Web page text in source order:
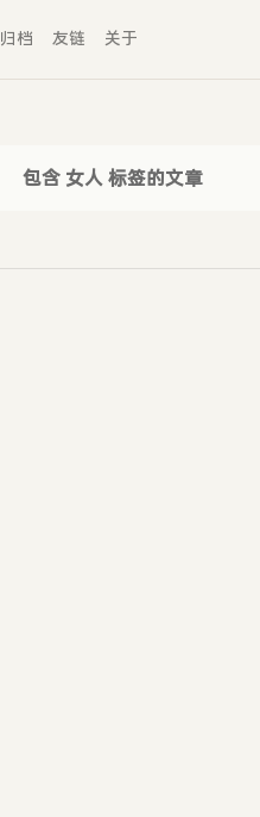
归档 友链 关于
包含 女人 标签的文章